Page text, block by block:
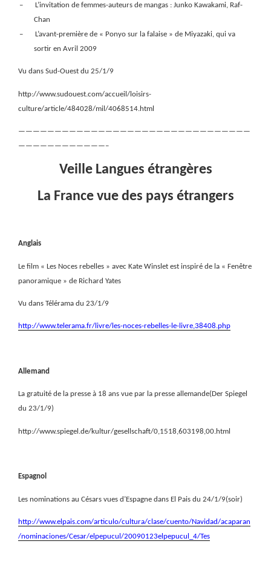
–
L’invitation de femmes-auteurs de mangas : Junko Kawakami, Raf-
Chan
–
L’avant-première de « Ponyo sur la falaise » de Miyazaki, qui va
sortir en Avril 2009
Vu dans Sud-Ouest du 25/1/9
http://www.sudouest.com/accueil/loisirs-
culture/article/484028/mil/4068514.html
————————————————————————————————
————————————–
Veille Langues étrangères
La France vue des pays étrangers
Anglais
Le film « Les Noces rebelles » avec Kate Winslet est inspiré de la « Fenêtre
panoramique » de Richard Yates
Vu dans Télérama du 23/1/9
http://www.telerama.fr/livre/les-noces-rebelles-le-livre,38408.php
Allemand
La gratuité de la presse à 18 ans vue par la presse allemande(Der Spiegel
du 23/1/9)
http://www.spiegel.de/kultur/gesellschaft/0,1518,603198,00.html
Espagnol
Les nominations au Césars vues d’Espagne dans El Pais du 24/1/9(soir)
http://www.elpais.com/articulo/cultura/clase/cuento/Navidad/acaparan
/nominaciones/Cesar/elpepucul/20090123elpepucul_4/Tes